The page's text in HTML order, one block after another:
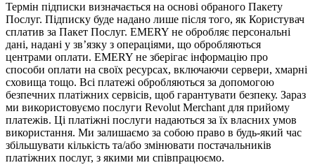
Термін підписки визначається на основі обраного Пакету
Послуг. Підписку буде надано лише після того, як Користувач
сплатив за Пакет Послуг. EMERY не обробляє персональні
дані, надані у зв’язку з операціями, що обробляються
центрами оплати. EMERY не зберігає інформацію про
способи оплати на своїх ресурсах, включаючи сервери, хмарні
сховища тощо. Всі платежі обробляються за допомогою
безпечних платіжних сервісів, щоб гарантувати безпеку. Зараз
ми використовуємо послуги Revolut Merchant для прийому
платежів. Ці платіжні послуги надаються за їх власних умов
використання. Ми залишаємо за собою право в будь-який час
збільшувати кількість та/або змінювати постачальників
платіжних послуг, з якими ми співпрацюємо.